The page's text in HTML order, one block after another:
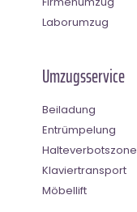
Laborumzug
Umzugsservice
Beiladung
Entrümpelung
Halteverbotszone
Klaviertransport
Möbellift